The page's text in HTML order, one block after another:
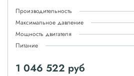
Производительность
Максимальное давление
Мощность двигателя
Питание
1 046 522 руб